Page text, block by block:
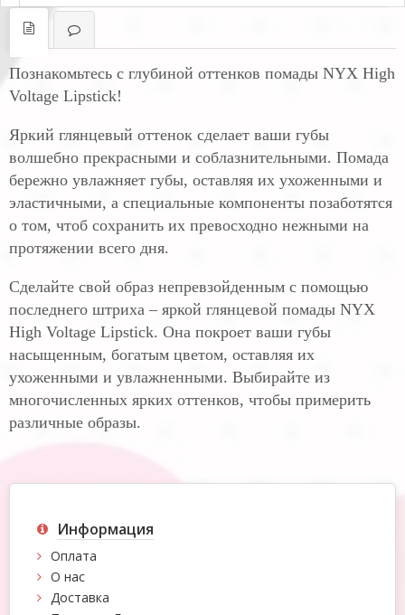
Познакомьтесь с глубиной оттенков помады NYX High
Voltage Lipstick!
Яркий глянцевый оттенок сделает ваши губы
волшебно прекрасными и соблазнительными. Помада
бережно увлажняет губы, оставляя их ухоженными и
эластичными, а специальные компоненты позаботятся
о том, чтоб сохранить их превосходно нежными на
протяжении всего дня.
Сделайте свой образ непревзойденным с помощью
последнего штриха – яркой глянцевой помады NYX
High Voltage Lipstick. Она покроет ваши губы
насыщенным, богатым цветом, оставляя их
ухоженными и увлажненными. Выбирайте из
многочисленных ярких оттенков, чтобы примерить
различные образы.
Информация
Оплата
О нас
Доставка